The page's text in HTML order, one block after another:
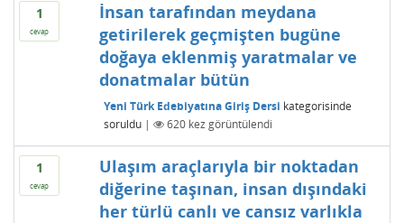
1
cevap
İnsan tarafından meydana
getirilerek geçmişten bugüne
doğaya eklenmiş yaratmalar ve
donatmalar bütün
Yeni Türk Edebiyatına Giriş Dersi kategorisinde
soruldu | 620kez görüntülendi
1
cevap
Ulaşım araçlarıyla bir noktadan
diğerine taşınan, insan dışındaki
her türlü canlı ve cansız varlıkla